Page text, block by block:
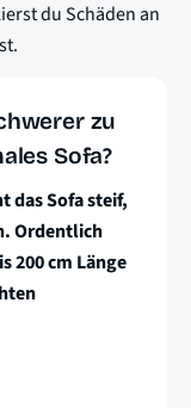
du Schäden an
zu
Sofa?
das Sofa steif,
Ordentlich
200 cm Länge